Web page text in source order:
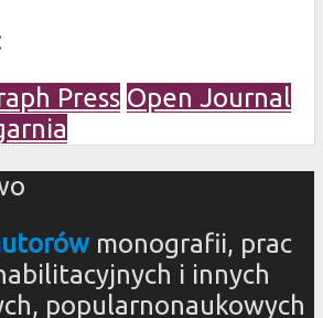
Press Open Journal
monografii, prac
i innych
popularnonaukowych